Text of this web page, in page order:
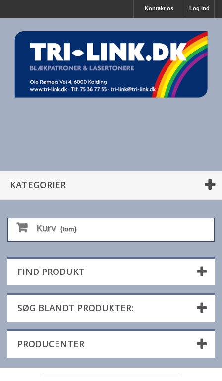
Log ind
Kontakt os
KATEGORIER
Kurv (tom)
FIND PRODUKT
SØG BLANDT PRODUKTER:
PRODUCENTER